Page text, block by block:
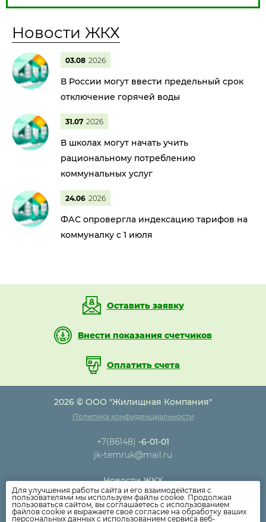
Новости ЖКХ
03.08 2026
В России могут ввести предельный срок
отключение горячей воды
31.07 2026
В школах могут начать учить
рациональному потреблению
коммунальных услуг
24.06 2026
ФАС опровергла индексацию тарифов на
коммуналку с 1 июля
Оставить заявку
Внести показания счетчиков
Оплатить счета
2026 © ООО "Жилищная Компания"
Политика конфиденциальности
+7(86148) -6-01-01
jk-temruk@mail.ru
Новости ЖКХ
Новости компании
Как оплатить
Для улучшения работы сайта и его взаимодействия с
пользователями мы используем файлы cookie. Продолжая
пользоваться сайтом, вы соглашаетесь с использованием
файлов cookie и выражаете своё согласие на обработку ваших
персональных данных с использованием сервиса веб-